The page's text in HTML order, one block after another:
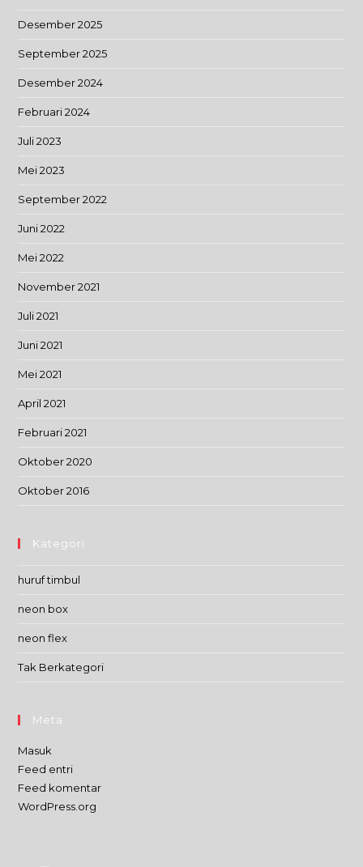
Desember 2025
September 2025
Desember 2024
Februari 2024
Juli 2023
Mei 2023
September 2022
Juni 2022
Mei 2022
November 2021
Juli 2021
Juni 2021
Mei 2021
April 2021
Februari 2021
Oktober 2020
Oktober 2016
Kategori
huruf timbul
neon box
neon flex
Tak Berkategori
Meta
Masuk
Feed entri
Feed komentar
WordPress.org